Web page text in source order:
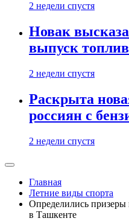
2 недели спустя
Новак
выпуск
2 недели спустя
Раскрыта
россиян с
2 недели спустя
Главная
Летние виды спорта
Определились призеры
в Ташкенте